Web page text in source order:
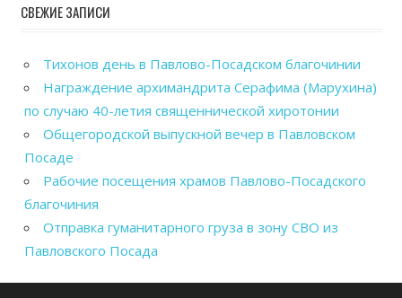
СВЕЖИЕ ЗАПИСИ
Тихонов день в Павлово-Посадском благочинии
Награждение архимандрита Серафима (Марухина)
по случаю 40-летия священнической хиротонии
Общегородской выпускной вечер в Павловском
Посаде
Рабочие посещения храмов Павлово-Посадского
благочиния
Отправка гуманитарного груза в зону СВО из
Павловского Посада